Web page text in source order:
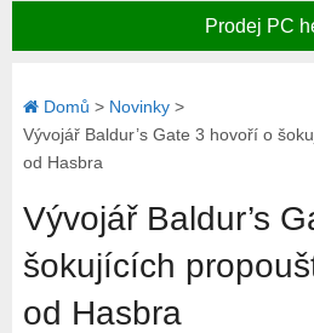
Prodej PC
Domů > Novinky>
Vývojář Baldur’s Gate 3 hovoří o
od Hasbra
Vývojář Baldur’s
šokujících
od Hasbra